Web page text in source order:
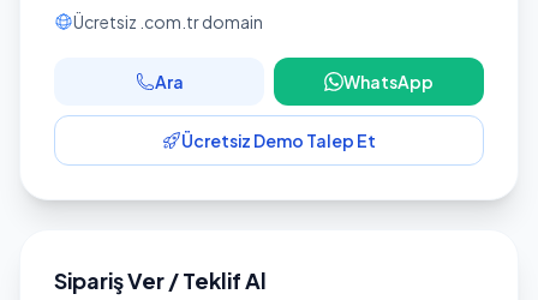
Ücretsiz .com.tr domain
Ara WhatsApp
Ücretsiz Demo Talep Et
Sipariş Ver / Teklif Al